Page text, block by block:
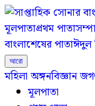
মূলপাতাপ্রথম পাতা
বাংলাশেষের পাতাঈদুল
আরো
মহিলা অঙ্গনবিজ্ঞান
মূলপাতা